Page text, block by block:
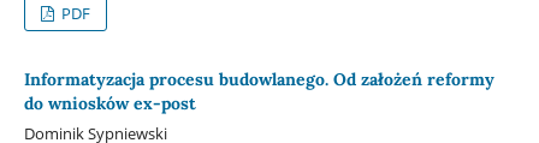
PDF
Informatyzacja procesu budowlanego. Od założeń reformy
do wniosków ex-post
Dominik Sypniewski